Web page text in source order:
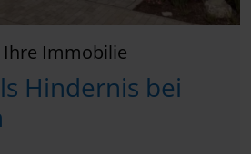
Ihre Immobilie
Hindernis bei